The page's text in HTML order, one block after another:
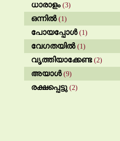
ധാരാളം(3)
ഒന്നിൽ(1)
പോയപ്പോൾ(1)
വേഗതയിൽ(1)
വൃത്തിയാക്കേണ്ട(2)
അയാൾ(9)
രക്ഷപ്പെട്ടു (2)